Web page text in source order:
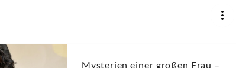
Mysterien einer großen Frau –